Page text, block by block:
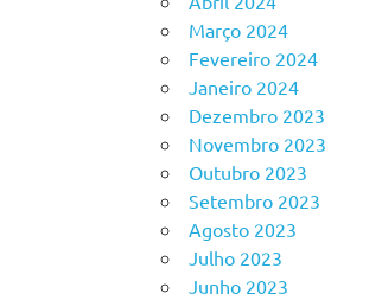
Março 2024
Fevereiro 2024
Janeiro 2024
Dezembro 2023
Novembro 2023
Outubro 2023
Setembro 2023
Agosto 2023
Julho 2023
Junho 2023